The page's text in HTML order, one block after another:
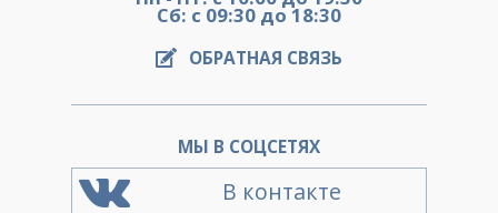
Сб: с 09:30 до 18:30
ОБРАТНАЯ СВЯЗЬ
МЫ В СОЦСЕТЯХ
В контакте